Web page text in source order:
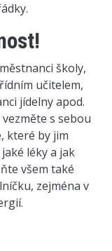
školy,
učitelem,
jídelny apod.
s sebou
které by jim
léky a jak
všem také
zejména v